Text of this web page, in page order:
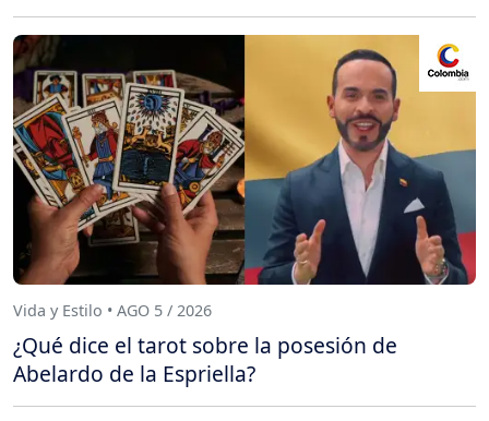
Vida y Estilo • AGO 5 / 2026
¿Qué dice el tarot sobre la posesión de
Abelardo de la Espriella?